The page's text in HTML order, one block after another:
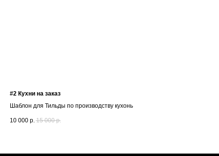
#2 Кухни на заказ
Шаблон для Тильды по производству кухонь
10 000 р. 15 000 р.